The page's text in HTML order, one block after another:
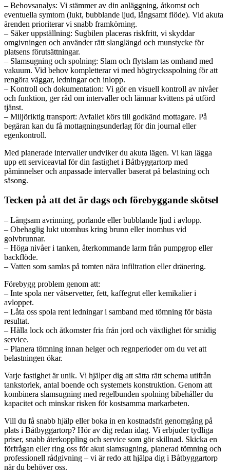
– Behovsanalys: Vi stämmer av din anläggning, åtkomst och
eventuella symtom (lukt, bubblande ljud, långsamt flöde). Vid akuta
ärenden prioriterar vi snabb framkörning.
– Säker uppställning: Sugbilen placeras riskfritt, vi skyddar
omgivningen och använder rätt slanglängd och munstycke för
platsens förutsättningar.
– Slamsugning och spolning: Slam och flytslam tas omhand med
vakuum. Vid behov kompletterar vi med högtrycksspolning för att
rengöra väggar, ledningar och inlopp.
– Kontroll och dokumentation: Vi gör en visuell kontroll av nivåer
och funktion, ger råd om intervaller och lämnar kvittens på utförd
tjänst.
– Miljöriktig transport: Avfallet körs till godkänd mottagare. På
begäran kan du få mottagningsunderlag för din journal eller
egenkontroll.
Med planerade intervaller undviker du akuta lägen. Vi kan lägga
upp ett serviceavtal för din fastighet i Båtbyggartorp med
påminnelser och anpassade intervaller baserat på belastning och
säsong.
Tecken på att det är dags och förebyggande skötsel
– Långsam avrinning, porlande eller bubblande ljud i avlopp.
– Obehaglig lukt utomhus kring brunn eller inomhus vid
golvbrunnar.
– Höga nivåer i tanken, återkommande larm från pumpgrop eller
backflöde.
– Vatten som samlas på tomten nära infiltration eller dränering.
Förebygg problem genom att:
– Inte spola ner våtservetter, fett, kaffegrut eller kemikalier i
avloppet.
– Låta oss spola rent ledningar i samband med tömning för bästa
resultat.
– Hålla lock och åtkomster fria från jord och växtlighet för smidig
service.
– Planera tömning innan helger och regnperioder om du vet att
belastningen ökar.
Varje fastighet är unik. Vi hjälper dig att sätta rätt schema utifrån
tankstorlek, antal boende och systemets konstruktion. Genom att
kombinera slamsugning med regelbunden spolning bibehåller du
kapacitet och minskar risken för kostsamma markarbeten.
Vill du få snabb hjälp eller boka in en kostnadsfri genomgång på
plats i Båtbyggartorp? Hör av dig redan idag. Vi erbjuder tydliga
priser, snabb återkoppling och service som gör skillnad. Skicka en
förfrågan eller ring oss för akut slamsugning, planerad tömning och
professionell rådgivning – vi är redo att hjälpa dig i Båtbyggartorp
när du behöver oss.